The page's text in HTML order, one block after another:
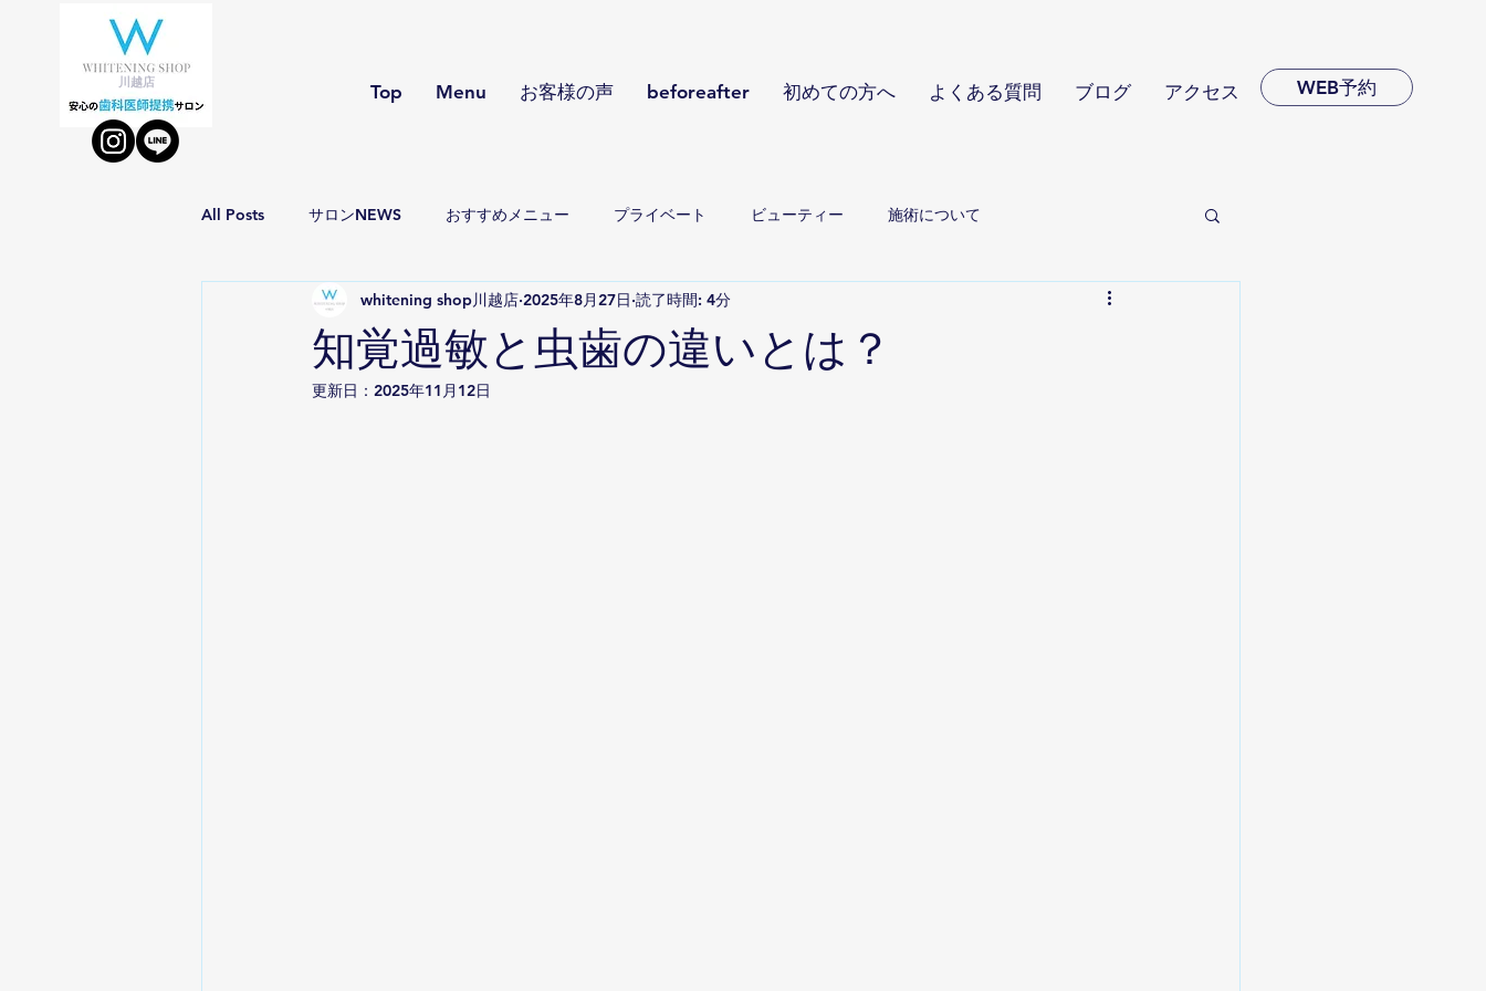
川越店 Top Menu お客様の声 beforeafter 初めての方へ よくある質問 ブログ アクセス WEB予約
All Posts サロンNEWS おすすめメニュー プライベート ビューティー 施術について
知覚過敏と虫歯の違いとは？
whitening shop川越店 2025年8月27日 読了時間: 4分
更新日： 2025年11月12日